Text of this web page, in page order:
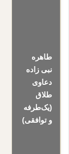
طاهره
نبی زاده
دعاوی
طلاق
(یک‌طرفه
و توافقی)